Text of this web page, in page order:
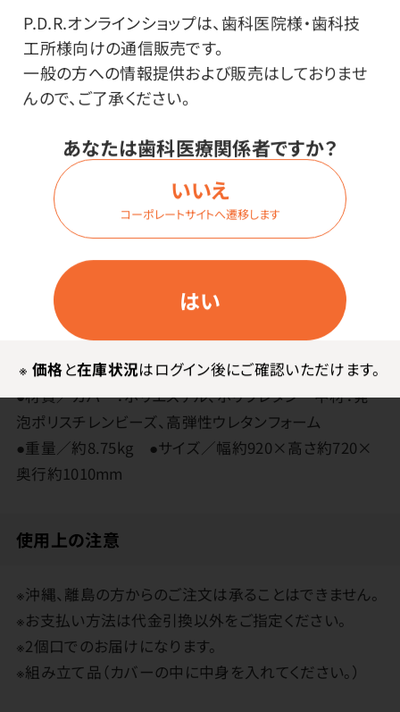
P.D.R.オンラインショップは、歯科医院様・歯科技
工所様向けの通信販売です。
一般の方への情報提供および販売はしておりませ
んので、ご了承ください。
あなたは歯科医療関係者ですか？
はい
いいえ
コーポレートサイトへ遷移します
※ 価格と在庫状況はログイン後にご確認いただけます。
メーカー・ブランド
セルタン
●材質／カバー：ポリエステル、ポリウレタン 中材：発
泡ポリスチレンビーズ、高弾性ウレタンフォーム
●重量／約8.75kg ●サイズ／幅約920×高さ約720×
奥行約1010mm
使用上の注意
※沖縄、離島の方からのご注文は承ることはできません。
※お支払い方法は代金引換以外をご指定ください。
※2個口でのお届けになります。
※組み立て品（カバーの中に中身を入れてください。）